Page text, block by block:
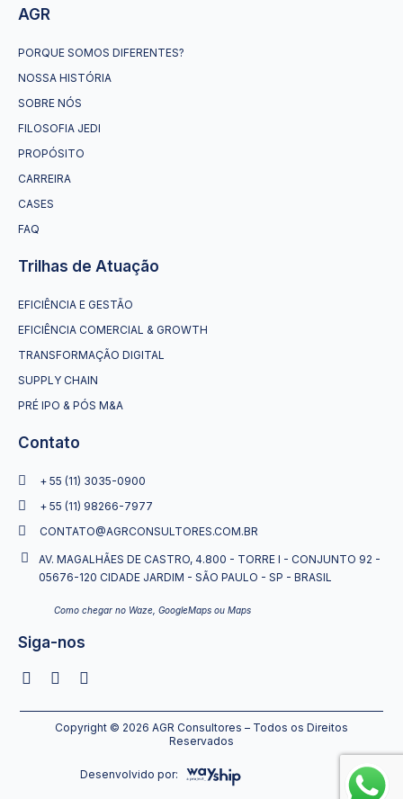
AGR
PORQUE SOMOS DIFERENTES?
NOSSA HISTÓRIA
SOBRE NÓS
FILOSOFIA JEDI
PROPÓSITO
CARREIRA
CASES
FAQ
Trilhas de Atuação
EFICIÊNCIA E GESTÃO
EFICIÊNCIA COMERCIAL & GROWTH
TRANSFORMAÇÃO DIGITAL
SUPPLY CHAIN
PRÉ IPO & PÓS M&A
Contato
+ 55 (11) 3035-0900
+ 55 (11) 98266-7977
CONTATO@AGRCONSULTORES.COM.BR
AV. MAGALHÃES DE CASTRO, 4.800 - TORRE I - CONJUNTO 92 -
05676-120 CIDADE JARDIM - SÃO PAULO - SP - BRASIL
Como chegar no Waze, GoogleMaps ou Maps
Siga-nos
Copyright © 2026 AGR Consultores – Todos os Direitos
Reservados
Desenvolvido por: